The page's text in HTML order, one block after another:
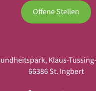
Offene Stellen
Klaus-
66386 St. Ingbert